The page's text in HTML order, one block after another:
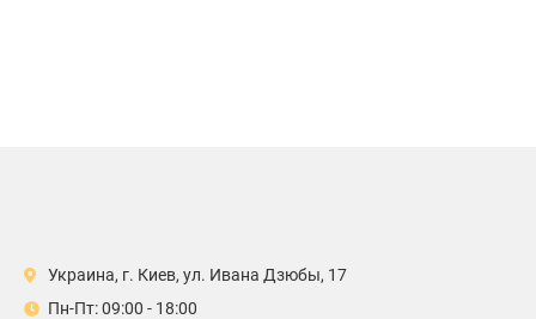
Украина, г. Киев, ул. Ивана Дзюбы, 17
Пн-Пт: 09:00 - 18:00